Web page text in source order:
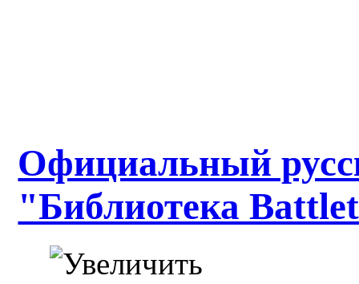
Официальный
"Библиотека